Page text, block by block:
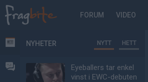
FORUM VIDEO
NYHETER
FORUM
NYHETER NYTT HETT
Eyeballers tar enkel
vinst i EWC-debuten